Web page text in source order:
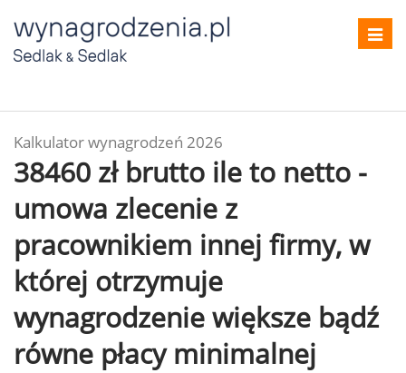
Kalkulator wynagrodzeń 2026
38460 zł brutto ile to netto -
umowa zlecenie z
pracownikiem innej firmy, w
której otrzymuje
wynagrodzenie większe bądź
równe płacy minimalnej